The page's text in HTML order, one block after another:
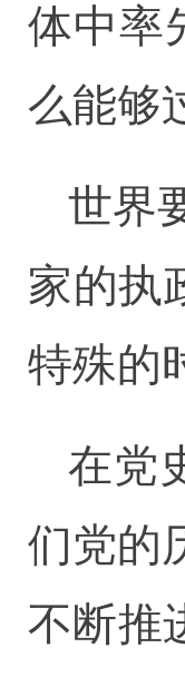
体中率
么能够
世界
家的执
特殊的
在党
们党的
不断推